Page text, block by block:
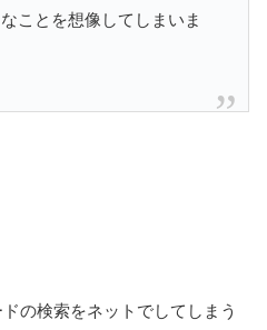
ことを想像してしまいま
の検索をネットでしてしまう